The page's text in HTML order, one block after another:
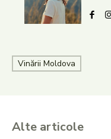
Vinării Moldova
Alte articole